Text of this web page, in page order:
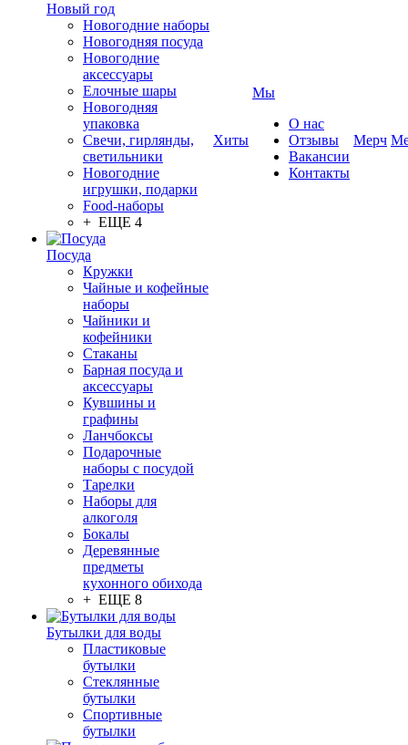
Новый год
Новогодние наборы
Новогодняя посуда
Новогодние
аксессуары
Елочные шары
Новогодняя
упаковка
Свечи, гирлянды,
светильники
Новогодние
игрушки, подарки
Food-наборы
+ ЕЩЕ 4
Посуда
Кружки
Чайные и кофейные
наборы
Чайники и
кофейники
Стаканы
Барная посуда и
аксессуары
Кувшины и
графины
Ланчбоксы
Подарочные
наборы с посудой
Тарелки
Наборы для
алкоголя
Бокалы
Деревянные
предметы
кухонного обихода
+ ЕЩЕ 8
Бутылки для воды
Пластиковые
бутылки
Стеклянные
бутылки
Спортивные
бутылки
Хиты
Мы
О нас
Отзывы
Вакансии
Контакты
Мерч